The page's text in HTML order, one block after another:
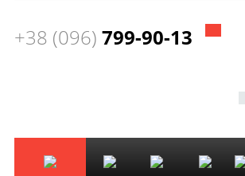
+38 (096) 799-90-13